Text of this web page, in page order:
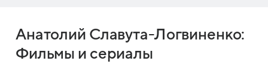
Анатолий Славута-Логвиненко:
Фильмы и сериалы